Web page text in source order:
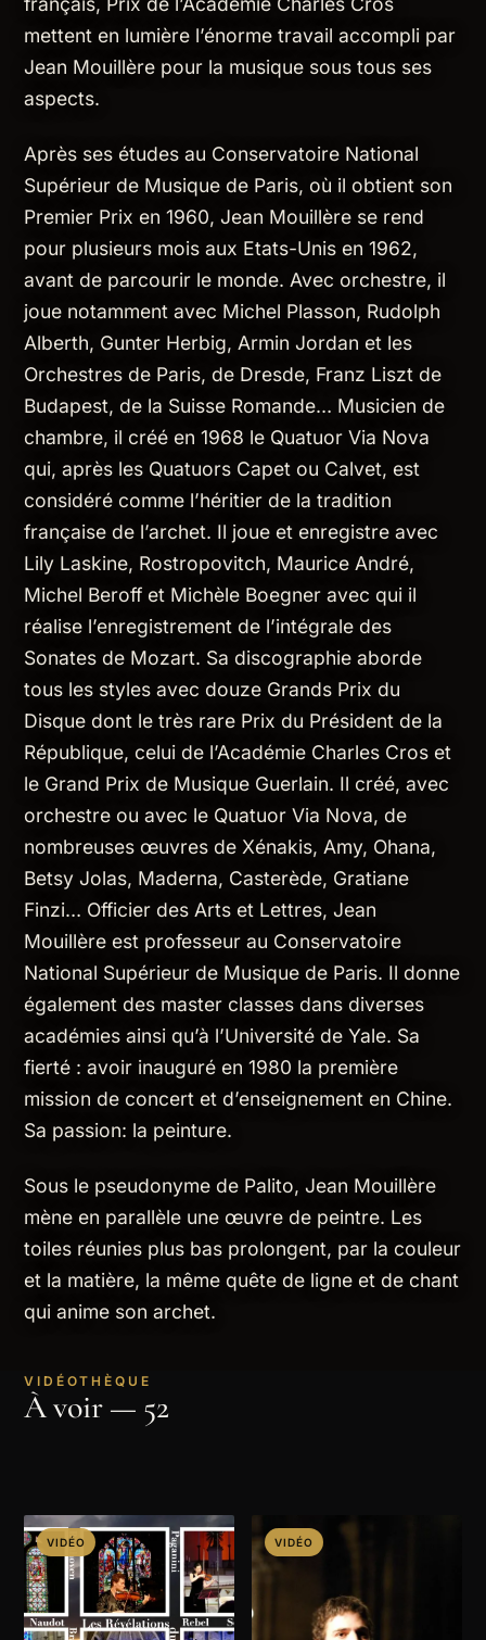
mettent en lumière l’énorme travail accompli par
Jean Mouillère pour la musique sous tous ses
aspects.
Après ses études au Conservatoire National
Supérieur de Musique de Paris, où il obtient son
Premier Prix en 1960, Jean Mouillère se rend
pour plusieurs mois aux Etats-Unis en 1962,
avant de parcourir le monde. Avec orchestre, il
joue notamment avec Michel Plasson, Rudolph
Alberth, Gunter Herbig, Armin Jordan et les
Orchestres de Paris, de Dresde, Franz Liszt de
Budapest, de la Suisse Romande… Musicien de
chambre, il créé en 1968 le Quatuor Via Nova
qui, après les Quatuors Capet ou Calvet, est
considéré comme l’héritier de la tradition
française de l’archet. Il joue et enregistre avec
Lily Laskine, Rostropovitch, Maurice André,
Michel Beroff et Michèle Boegner avec qui il
réalise l’enregistrement de l’intégrale des
Sonates de Mozart. Sa discographie aborde
tous les styles avec douze Grands Prix du
Disque dont le très rare Prix du Président de la
République, celui de l’Académie Charles Cros et
le Grand Prix de Musique Guerlain. Il créé, avec
orchestre ou avec le Quatuor Via Nova, de
nombreuses œuvres de Xénakis, Amy, Ohana,
Betsy Jolas, Maderna, Casterède, Gratiane
Finzi… Officier des Arts et Lettres, Jean
Mouillère est professeur au Conservatoire
National Supérieur de Musique de Paris. Il donne
également des master classes dans diverses
académies ainsi qu’à l’Université de Yale. Sa
fierté : avoir inauguré en 1980 la première
mission de concert et d’enseignement en Chine.
Sa passion: la peinture.
Sous le pseudonyme de Palito, Jean Mouillère
mène en parallèle une œuvre de peintre. Les
toiles réunies plus bas prolongent, par la couleur
et la matière, la même quête de ligne et de chant
qui anime son archet.
VIDÉOTHÈQUE
À voir — 52
VIDÉO VIDÉO